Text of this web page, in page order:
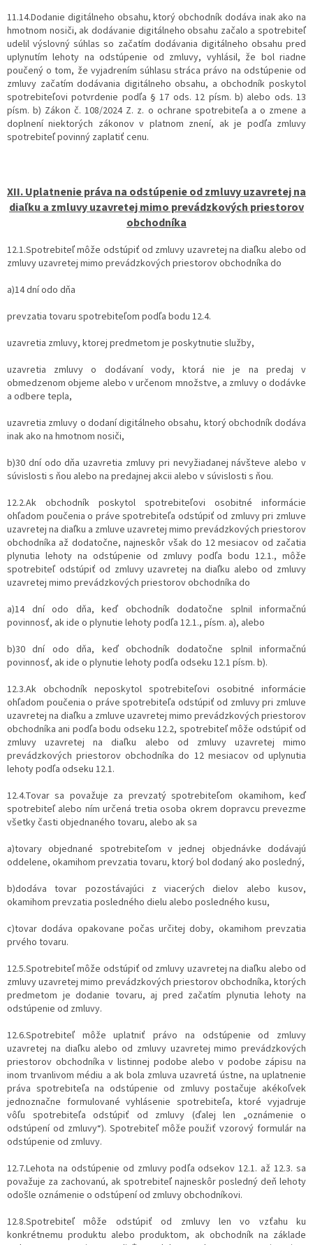
11.14.Dodanie digitálneho obsahu, ktorý obchodník dodáva inak ako na
hmotnom nosiči, ak dodávanie digitálneho obsahu začalo a spotrebiteľ
udelil výslovný súhlas so začatím dodávania digitálneho obsahu pred
uplynutím lehoty na odstúpenie od zmluvy, vyhlásil, že bol riadne
poučený o tom, že vyjadrením súhlasu stráca právo na odstúpenie od
zmluvy začatím dodávania digitálneho obsahu, a obchodník poskytol
spotrebiteľovi potvrdenie podľa § 17 ods. 12 písm. b) alebo ods. 13
písm. b) Zákon č. 108/2024 Z. z. o ochrane spotrebiteľa a o zmene a
doplnení niektorých zákonov v platnom znení, ak je podľa zmluvy
spotrebiteľ povinný zaplatiť cenu.
XII.Uplatnenie práva na odstúpenie od zmluvy uzavretej na
diaľku a zmluvy uzavretej mimo prevádzkových priestorov
obchodníka
12.1.Spotrebiteľ môže odstúpiť od zmluvy uzavretej na diaľku alebo od
zmluvy uzavretej mimo prevádzkových priestorov obchodníka do
a)14 dní odo dňa
prevzatia tovaru spotrebiteľom podľa bodu 12.4.
uzavretia zmluvy, ktorej predmetom je poskytnutie služby,
uzavretia zmluvy o dodávaní vody, ktorá nie je na predaj v
obmedzenom objeme alebo v určenom množstve, a zmluvy o dodávke
a odbere tepla,
uzavretia zmluvy o dodaní digitálneho obsahu, ktorý obchodník dodáva
inak ako na hmotnom nosiči,
b)30 dní odo dňa uzavretia zmluvy pri nevyžiadanej návšteve alebo v
súvislosti s ňou alebo na predajnej akcii alebo v súvislosti s ňou.
12.2.Ak obchodník poskytol spotrebiteľovi osobitné informácie
ohľadom poučenia o práve spotrebiteľa odstúpiť od zmluvy pri zmluve
uzavretej na diaľku a zmluve uzavretej mimo prevádzkových priestorov
obchodníka až dodatočne, najneskôr však do 12 mesiacov od začatia
plynutia lehoty na odstúpenie od zmluvy podľa bodu 12.1., môže
spotrebiteľ odstúpiť od zmluvy uzavretej na diaľku alebo od zmluvy
uzavretej mimo prevádzkových priestorov obchodníka do
a)14 dní odo dňa, keď obchodník dodatočne splnil informačnú
povinnosť, ak ide o plynutie lehoty podľa 12.1., písm. a), alebo
b)30 dní odo dňa, keď obchodník dodatočne splnil informačnú
povinnosť, ak ide o plynutie lehoty podľa odseku 12.1 písm. b).
12.3.Ak obchodník neposkytol spotrebiteľovi osobitné informácie
ohľadom poučenia o práve spotrebiteľa odstúpiť od zmluvy pri zmluve
uzavretej na diaľku a zmluve uzavretej mimo prevádzkových priestorov
obchodníka ani podľa bodu odseku 12.2, spotrebiteľ môže odstúpiť od
zmluvy uzavretej na diaľku alebo od zmluvy uzavretej mimo
prevádzkových priestorov obchodníka do 12 mesiacov od uplynutia
lehoty podľa odseku 12.1.
12.4.Tovar sa považuje za prevzatý spotrebiteľom okamihom, keď
spotrebiteľ alebo ním určená tretia osoba okrem dopravcu prevezme
všetky časti objednaného tovaru, alebo ak sa
a)tovary objednané spotrebiteľom v jednej objednávke dodávajú
oddelene, okamihom prevzatia tovaru, ktorý bol dodaný ako posledný,
b)dodáva tovar pozostávajúci z viacerých dielov alebo kusov,
okamihom prevzatia posledného dielu alebo posledného kusu,
c)tovar dodáva opakovane počas určitej doby, okamihom prevzatia
prvého tovaru.
12.5.Spotrebiteľ môže odstúpiť od zmluvy uzavretej na diaľku alebo od
zmluvy uzavretej mimo prevádzkových priestorov obchodníka, ktorých
predmetom je dodanie tovaru, aj pred začatím plynutia lehoty na
odstúpenie od zmluvy.
12.6.Spotrebiteľ môže uplatniť právo na odstúpenie od zmluvy
uzavretej na diaľku alebo od zmluvy uzavretej mimo prevádzkových
priestorov obchodníka v listinnej podobe alebo v podobe zápisu na
inom trvanlivom médiu a ak bola zmluva uzavretá ústne, na uplatnenie
práva spotrebiteľa na odstúpenie od zmluvy postačuje akékoľvek
jednoznačne formulované vyhlásenie spotrebiteľa, ktoré vyjadruje
vôľu spotrebiteľa odstúpiť od zmluvy (ďalej len „oznámenie o
odstúpení od zmluvy“). Spotrebiteľ môže použiť vzorový formulár na
odstúpenie od zmluvy.
12.7.Lehota na odstúpenie od zmluvy podľa odsekov 12.1. až 12.3. sa
považuje za zachovanú, ak spotrebiteľ najneskôr posledný deň lehoty
odošle oznámenie o odstúpení od zmluvy obchodníkovi.
12.8.Spotrebiteľ môže odstúpiť od zmluvy len vo vzťahu ku
konkrétnemu produktu alebo produktom, ak obchodník na základe